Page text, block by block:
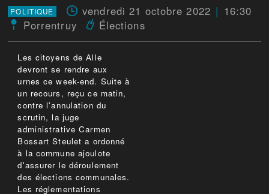
POLITIQUE vendredi 21 octobre 2022
16:30
Porrentruy
Élections
Les citoyens de Alle
devront se rendre aux
urnes ce week-end. Suite à
un recours, reçu ce matin,
contre l'annulation du
scrutin, la juge
administrative Carmen
Bossart Steulet a ordonné
à la commune ajoulote
d'assurer le déroulement
des élections communales.
Les réglementations